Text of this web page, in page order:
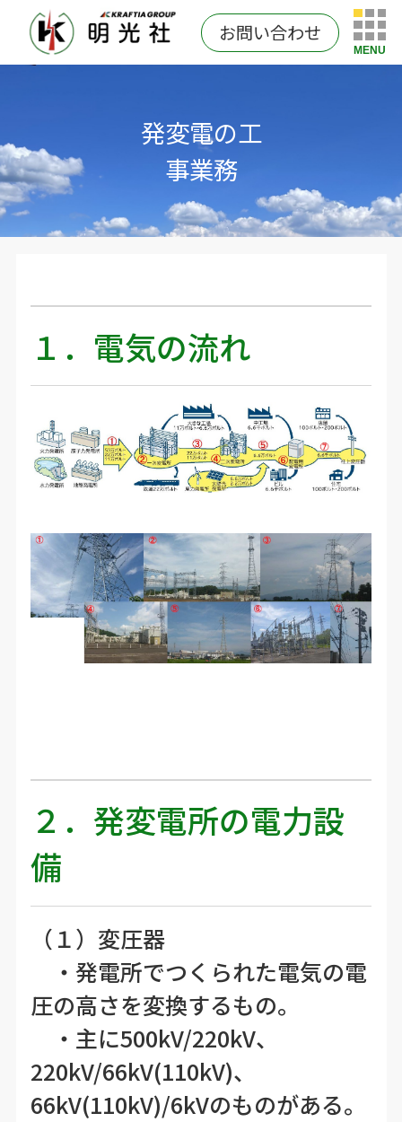
お問い合わせ
MENU
発変電の工
事業務
１．電気の流れ
２．発変電所の電力設
備
（１）変圧器
・発電所でつくられた電気の電
圧の高さを変換するもの。
・主に500kV/220kV、
220kV/66kV(110kV)、
66kV(110kV)/6kVのものがある。